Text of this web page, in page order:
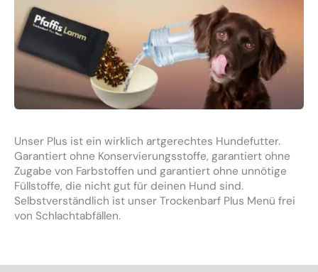
Unser Plus ist ein wirklich artgerechtes Hundefutter.
Garantiert ohne Konservierungsstoffe, garantiert ohne
Zugabe von Farbstoffen und garantiert ohne unnötige
Füllstoffe, die nicht gut für deinen Hund sind.
Selbstverständlich ist unser Trockenbarf Plus Menü frei
von Schlachtabfällen.